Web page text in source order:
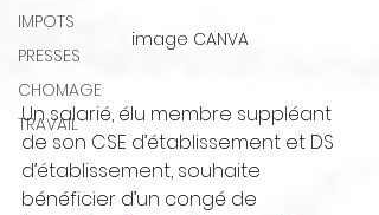
IMPOTS
PRESSES
CHOMAGE
TRAVAIL
image CANVA
Un salarié, élu membre suppléant
de son CSE d’établissement et DS
d’établissement, souhaite
bénéficier d’un congé de